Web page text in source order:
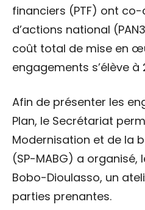
financiers (PTF) ont co-
d’actions national
coût total de mise en
engagements s’élève à
Afin de présenter les
Plan, le Secrétariat
Modernisation et de la
(SP-MABG) a organisé,
Bobo-Dioulasso, un
parties prenantes.